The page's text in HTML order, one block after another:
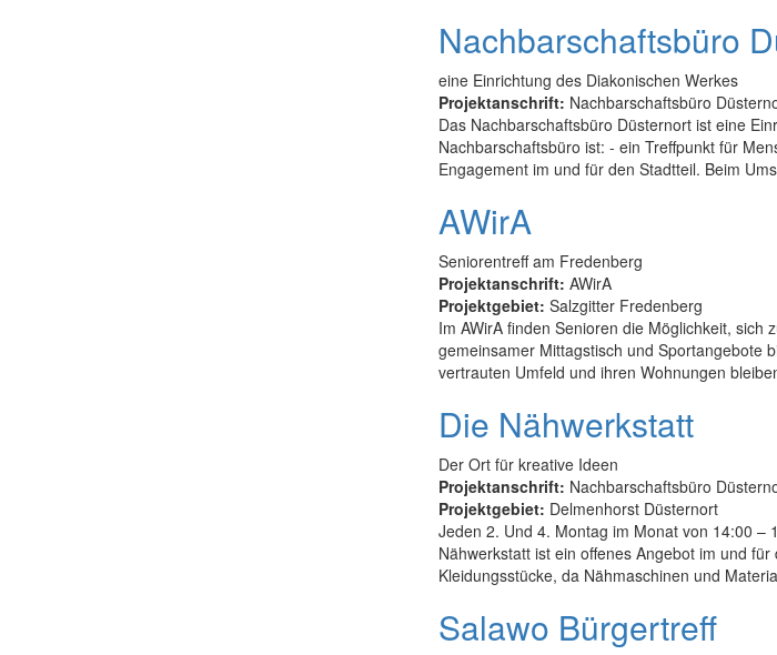
Nachbarschaftsbüro
eine Einrichtung des Diakonischen Werkes
Projektanschrift: Nachbarschaftsbüro
Das Nachbarschaftsbüro Düsternort ist eine
Nachbarschaftsbüro ist: - ein Treffpunkt für
Engagement im und für den Stadtteil. Beim
AWirA
Seniorentreff am Fredenberg
Projektanschrift: AWirA
Projektgebiet: Salzgitter Fredenberg
Im AWirA finden Senioren die Möglichkeit,
gemeinsamer Mittagstisch und Sportangebote
vertrauten Umfeld und ihren Wohnungen
Die Nähwerkstatt
Der Ort für kreative Ideen
Projektanschrift: Nachbarschaftsbüro
Projektgebiet: Delmenhorst Düsternort
Jeden 2. Und 4. Montag im Monat von 14:00 –
Nähwerkstatt ist ein offenes Angebot im und
Kleidungsstücke, da Nähmaschinen und
Salawo Bürgertreff